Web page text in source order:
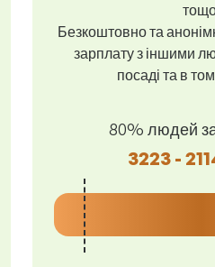
Безкоштовно та
зарплату з іншими
посаді та в
80% людей
3223 -